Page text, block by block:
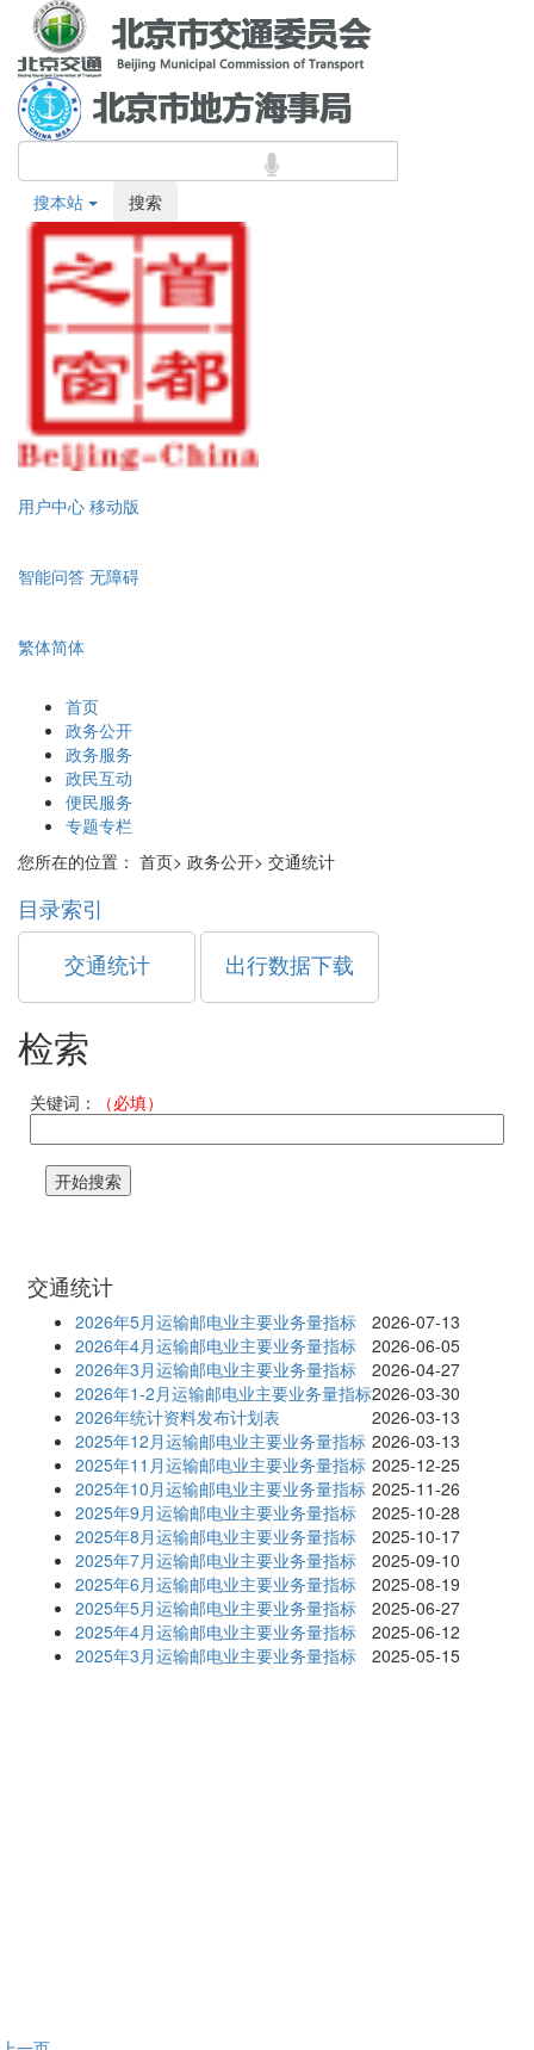
搜本站 搜索
用户中心 移动版
智能问答 无障碍
繁体简体
首页
政务公开
政务服务
政民互动
便民服务
专题专栏
您所在的位置： 首页> 政务公开> 交通统计
目录索引
交通统计
出行数据下载
检索
关键词： （必填）
交通统计
2026年5月运输邮电业主要业务量指标
2026-07-13
2026年4月运输邮电业主要业务量指标
2026-06-05
2026年3月运输邮电业主要业务量指标
2026-04-27
2026年1-2月运输邮电业主要业务量指标2026-03-30
2026年统计资料发布计划表
2026-03-13
2025年12月运输邮电业主要业务量指标 2026-03-13
2025年11月运输邮电业主要业务量指标 2025-12-25
2025年10月运输邮电业主要业务量指标 2025-11-26
2025年9月运输邮电业主要业务量指标
2025-10-28
2025年8月运输邮电业主要业务量指标
2025-10-17
2025年7月运输邮电业主要业务量指标
2025-09-10
2025年6月运输邮电业主要业务量指标
2025-08-19
2025年5月运输邮电业主要业务量指标
2025-06-27
2025年4月运输邮电业主要业务量指标
2025-06-12
2025年3月运输邮电业主要业务量指标
2025-05-15